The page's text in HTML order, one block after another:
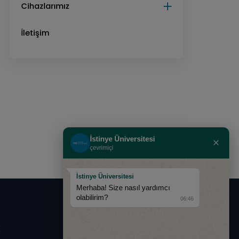
Cihazlarımız
İletişim
0850 283 60 00
İstinye Üniversitesi
çevrimiçi ×
İstinye Üniversitesi
Merhaba! Size nasıl yardımcı
olabilirim?
06:46